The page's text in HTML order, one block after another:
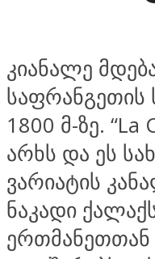
კიანალე
საფრანგეთის
1800 მ-ზე. “La
არხს და ეს
ვარიატის
ნაკადი
ერთმანეთთან